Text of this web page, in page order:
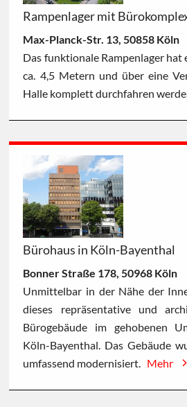
Rampenlager mit
Max-Planck-Str. 13, 50858 Köln
Das funktionale Rampenlager hat
ca. 4,5 Metern und über eine
Halle komplett durchfahren
Bürohaus in Köln-Bayenthal
Bonner Straße 178, 50968 Köln
Unmittelbar in der Nähe der
dieses repräsentative und
Bürogebäude im gehobenen
Köln-Bayenthal. Das Gebäude
umfassend modernisiert. Mehr